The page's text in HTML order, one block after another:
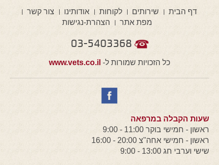
דף הבית שירותים לקוחות אודותינו
צור קשר
מפת אתר
הצהרת-נגישות
03-5403368
כל הזכויות שמורות ל- www.vets.co.il
שעות הקבלה במרפאה
ראשון - חמישי בוקר 11:00 - 9:00
ראשון - חמישי אחה"צ 20:00 - 16:00
שישי וערבי חג 13:00 - 9:00